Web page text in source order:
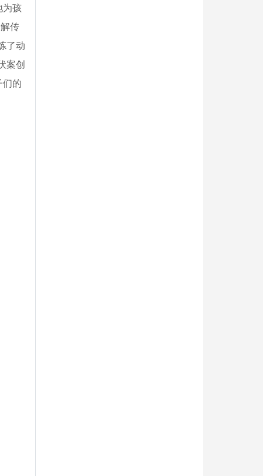
为孩
传
了动
案创
们的